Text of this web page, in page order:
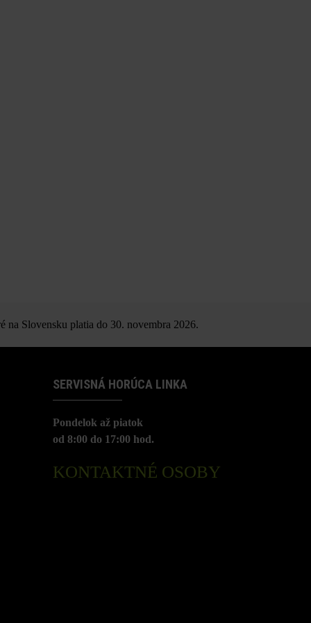
na Slovensku platia do 30. novembra 2026.
SERVISNÁ HORÚCA LINKA
Pondelok až piatok
od 8:00 do 17:00 hod.
KONTAKTNÉ OSOBY